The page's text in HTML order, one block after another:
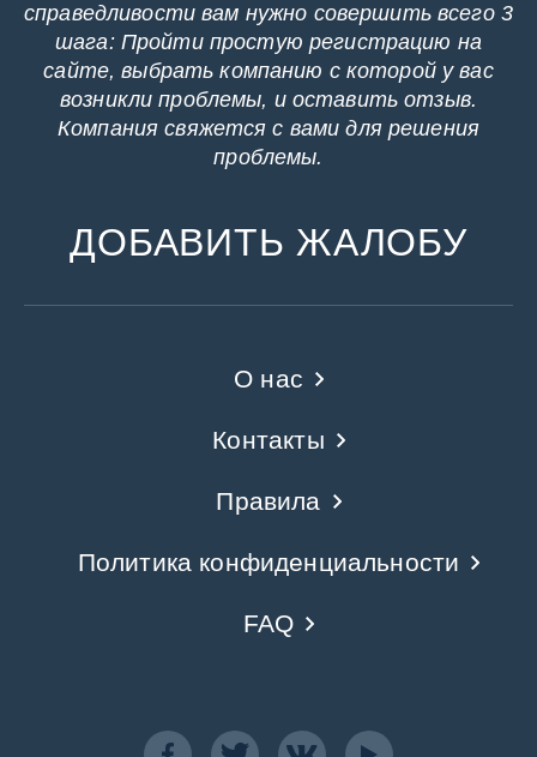
справедливости вам нужно совершить всего 3
шага: Пройти простую регистрацию на
сайте, выбрать компанию с которой у вас
возникли проблемы, и оставить отзыв.
Компания свяжется с вами для решения
проблемы.
ДОБАВИТЬ ЖАЛОБУ
О нас
Контакты
Правила
Политика конфиденциальности
FAQ